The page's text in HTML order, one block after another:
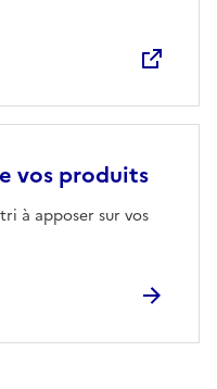
vos produits
à apposer sur vos